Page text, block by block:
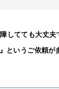
してても大丈夫
というご依頼が